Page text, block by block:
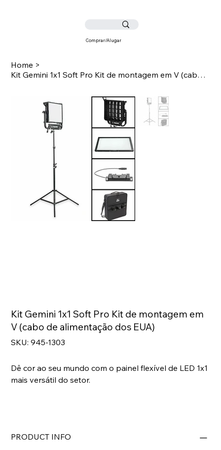
Comprar/Alugar
Home >
Kit Gemini 1x1 Soft Pro Kit de montagem em V (cabo de alimentação dos EUA)
Kit Gemini 1x1 Soft Pro Kit de montagem em
V (cabo de alimentação dos EUA)
SKU: SKU
945-
945-1303
Dê cor ao seu mundo com o painel flexível de LED 1x1
mais versátil do setor.
PRODUCT INFO